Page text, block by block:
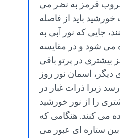
قرمز به نظر می
باید از فاصله
جایی که نور آبی به
می شود و در مقایسه
بیشتری در پرتو باقی
آسمان نور روز
زیرا ذرات غبار در
را از نور خورشید
می کنند. هنگامی که
بین ستاره ای عبور می